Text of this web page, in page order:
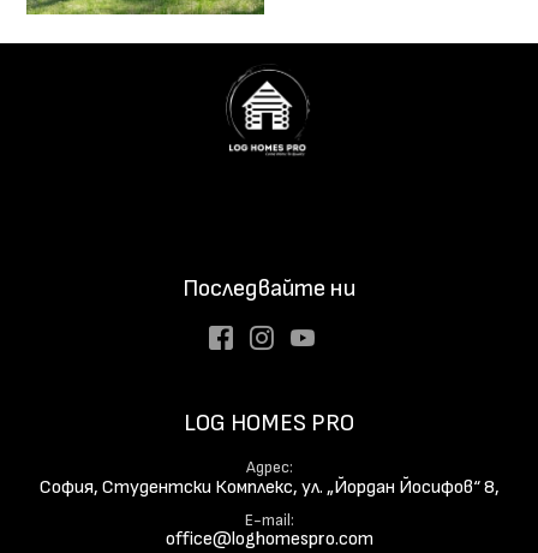
LOG HOMES PRO
Адрес
София, Студентски Комплекс, ул. „Йордан Йосифов“ 8,
E-mail
office@loghomespro.com
Последвайте ни
FacebookInstagram